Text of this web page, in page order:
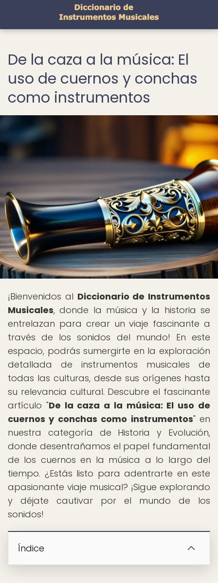
De la caza a la música: El
uso de cuernos y conchas
como instrumentos
¡Bienvenidos al Diccionario de Instrumentos
Musicales, donde la música y la historia se
entrelazan para crear un viaje fascinante a
través de los sonidos del mundo! En este
espacio, podrás sumergirte en la exploración
detallada de instrumentos musicales de
todas las culturas, desde sus orígenes hasta
su relevancia cultural. Descubre el fascinante
artículo "De la caza a la música: El uso de
cuernos y conchas como instrumentos" en
nuestra categoría de Historia y Evolución,
donde desentrañamos el papel fundamental
de los cuernos en la música a lo largo del
tiempo. ¿Estás listo para adentrarte en este
apasionante viaje musical? ¡Sigue explorando
y déjate cautivar por el mundo de los
sonidos!
Índice